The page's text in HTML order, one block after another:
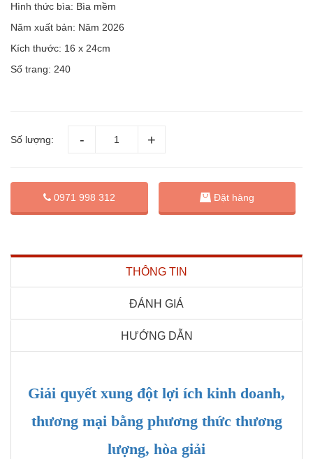
Hình thức bìa: Bìa mềm
Năm xuất bản: Năm 2026
Kích thước: 16 x 24cm
Số trang: 240
Số lượng:
0971 998 312 Đặt hàng
THÔNG TIN
ĐÁNH GIÁ
HƯỚNG DẪN
Giải quyết xung đột lợi ích kinh doanh,
thương mại bằng phương thức thương
lượng, hòa giải